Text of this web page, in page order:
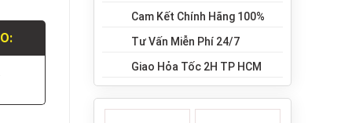
Cam Kết Chính Hãng 100%
Tư Vấn Miễn Phí 24/7
Giao Hỏa Tốc 2H TP HCM